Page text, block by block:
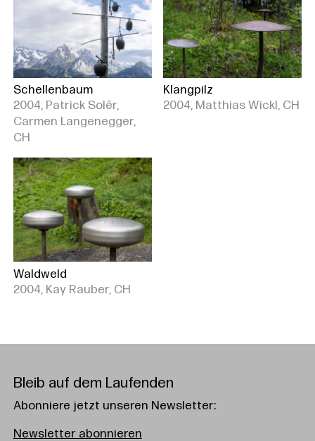
Schellenbaum
2004, Patrick Solér,
Carmen Langenegger,
CH
Klangpilz
2004, Matthias Wickl, CH
Waldweld
2004, Kay Rauber, CH
Bleib auf dem Laufenden
Abonniere jetzt unseren Newsletter:
Newsletter abonnieren